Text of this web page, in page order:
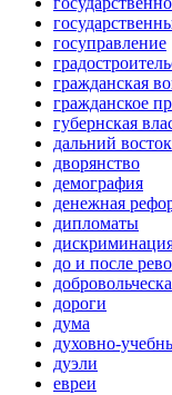
госуправление
гражданская
гражданское
губернская
дальний восток
дворянство
демография
денежная
дипломаты
до и после
дороги
дума
духовно-
дуэли
евреи